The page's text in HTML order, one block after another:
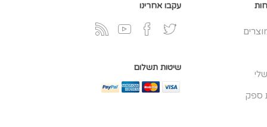
ספק
עקבו אחרינו
שיטות תשלום